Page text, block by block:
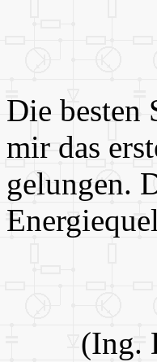
Die besten
mir das
gelungen.
(Ing.